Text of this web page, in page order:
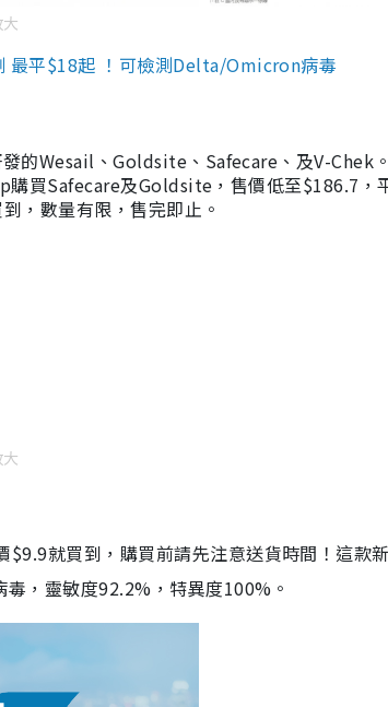
最平$18起 ！可檢測Delta/Omicron病毒
的Wesail、Goldsite、Safecare、及V-Chek
購買Safecare及Goldsite，售價低至$186.7，
，數量有限，售完即止。
就買到，購買前請先注意送貨時間！這款
，靈敏度92.2%，特異度100%。